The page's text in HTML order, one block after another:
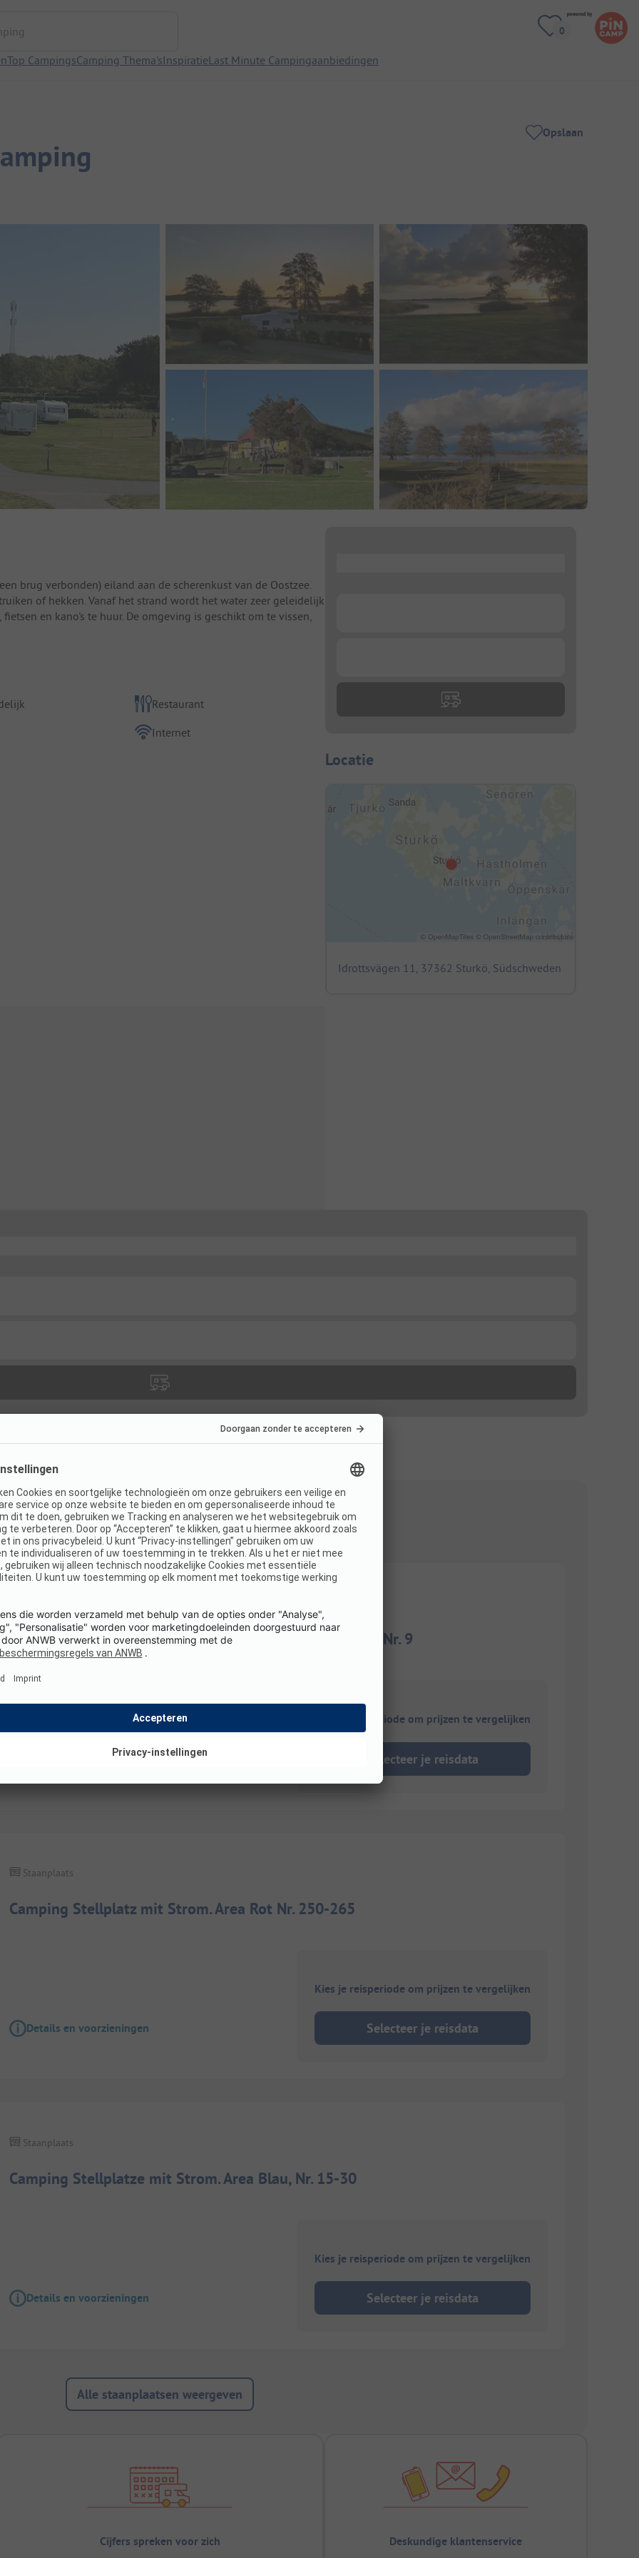
Top CampingsCamping Thema'sInspiratieLast Minute Campingaanbiedingen
Opslaan
brug verbonden) eiland aan de scherenkust van de Oostzee.
of hekken. Vanaf het strand wordt het water zeer geleidelijk
en kano's te huur. De omgeving is geschikt om te vissen,
Restaurant
Internet
Locatie
Idrottsvägen 11, 37362 Sturkö, Südschweden
(0)
Camping Stellplatz Wohnwagen/Wohnmobil mit Strom Nr. 9
Details en voorzieningen
Kies je reisperiode om prijzen te vergelijken
Selecteer je reisdata
Camping Stellplatz mit Strom. Area Rot Nr. 250-265
Staanplaats
Details en voorzieningen
Kies je reisperiode om prijzen te vergelijken
Selecteer je reisdata
Camping Stellplatze mit Strom. Area Blau, Nr. 15-30
Staanplaats
Details en voorzieningen
Kies je reisperiode om prijzen te vergelijken
Selecteer je reisdata
Alle staanplaatsen weergeven
Cijfers spreken voor zich Deskundige klantenservice